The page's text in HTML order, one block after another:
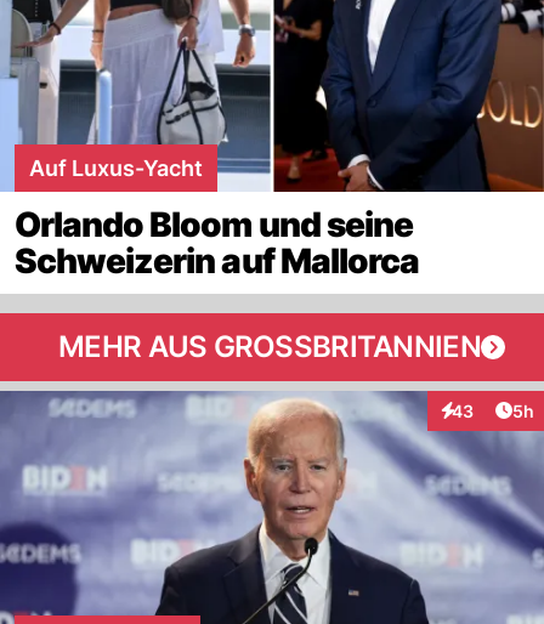
Auf Luxus-Yacht
Orlando Bloom und seine
Schweizerin auf Mallorca
MEHR AUS GROSSBRITANNIEN
43
Interaktionen
5h